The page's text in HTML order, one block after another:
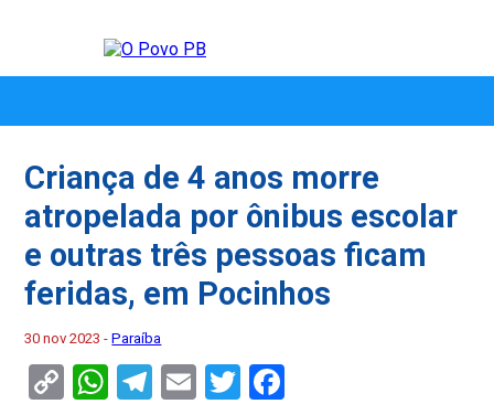
Criança de 4 anos morre
atropelada por ônibus escolar
e outras três pessoas ficam
feridas, em Pocinhos
30 nov 2023 -Paraíba
CopyWhatsApp
Telegram
EmailTwitter